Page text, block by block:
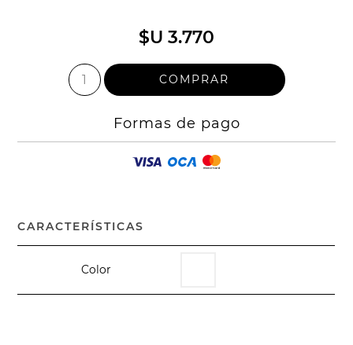
$U 3.770
Formas de pago
CARACTERÍSTICAS
Color